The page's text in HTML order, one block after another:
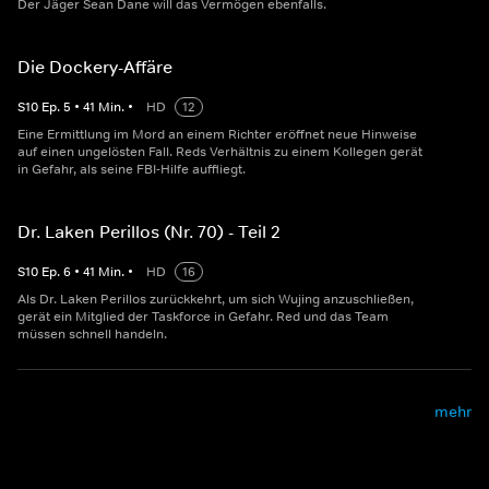
Der Jäger Sean Dane will das Vermögen ebenfalls.
Die Dockery-Affäre
S10 Ep.5 • 41 Min. • HD
12
Eine Ermittlung im Mord an einem Richter eröffnet neue Hinweise
auf einen ungelösten Fall. Reds Verhältnis zu einem Kollegen gerät
in Gefahr, als seine FBI-Hilfe auffliegt.
Dr. Laken Perillos (Nr. 70) - Teil 2
S10 Ep.6 • 41 Min. • HD
16
Als Dr. Laken Perillos zurückkehrt, um sich Wujing anzuschließen,
gerät ein Mitglied der Taskforce in Gefahr. Red und das Team
müssen schnell handeln.
mehr